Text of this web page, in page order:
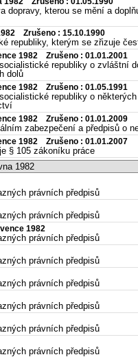
dopravy, kterou se mění a
Zrušeno : 15.10.1990
republiky, kterým se zřizuje
1982 Zrušeno : 01.01.2001
republiky o zvláštní
dolů
1982 Zrušeno : 01.05.1991
republiky o
1982 Zrušeno : 01.01.2009
zabezpečení a předpisů o
1982 Zrušeno : 01.01.2007
§ 105 zákoníku práce
1982
právních předpisů
právních předpisů
1982
právních předpisů
právních předpisů
právních předpisů
právních předpisů
právních předpisů
právních předpisů